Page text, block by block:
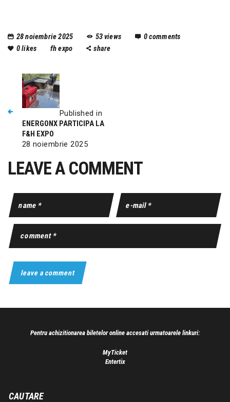
28 noiembrie 2025 53views 0comments
0likes fh expo share
Published in
ENERGONX PARTICIPA LA
F&H EXPO
28 noiembrie 2025
LEAVE A COMMENT
Pentru achizitionarea biletelor online accesati urmatoarele linkuri:
MyTicket
Entertix
CAUTARE